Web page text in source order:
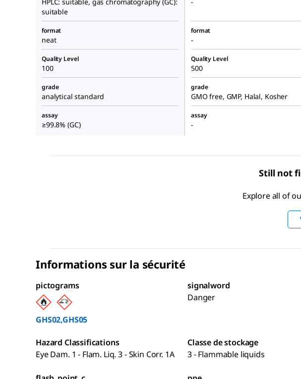
HPLC: suitable, gas chromatography (GC):
suitable
-
format
neat
format
-
Quality Level
100
Quality Level
500
grade
analytical standard
grade
GMO free, GMP, Halal, Kosher
assay
≥99.8% (GC)
assay
-
Still not
Explore all of
Informations sur la sécurité
pictograms
GHS02,GHS05
signalword
Danger
Hazard Classifications
Eye Dam. 1 - Flam. Liq. 3 - Skin Corr. 1A
Classe de stockage
3 - Flammable liquids